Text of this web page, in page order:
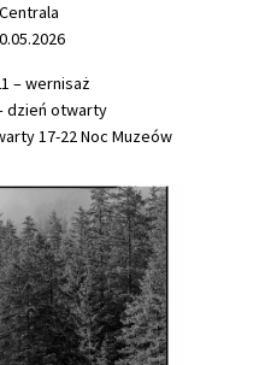
– wernisaż
dzień otwarty
17-22 Noc Muzeów